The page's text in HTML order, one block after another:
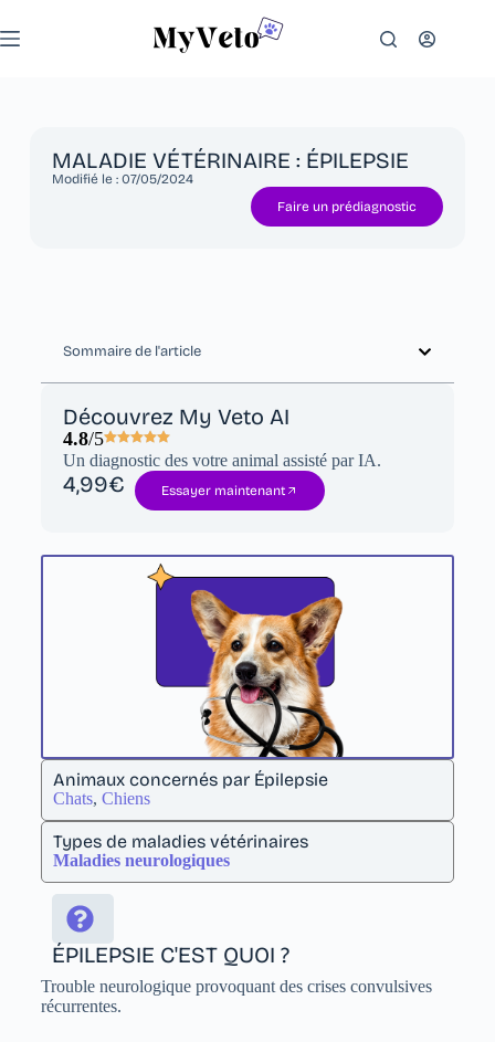
MALADIE VÉTÉRINAIRE : ÉPILEPSIE
Modifié le : 07/05/2024
Faire un prédiagnostic
Sommaire de l'article
Découvrez My Veto AI
4.8/5
Un diagnostic des votre animal assisté par IA.
4,99€ Essayer maintenant
Animaux concernés par Épilepsie
Chats, Chiens
Types de maladies vétérinaires
Maladies neurologiques
ÉPILEPSIE C'EST QUOI ?
Trouble neurologique provoquant des crises convulsives
récurrentes.